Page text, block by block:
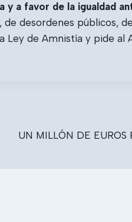
y a favor de la igualdad
desordenes públicos,
Ley de Amnistía y pide al
UN MILLÓN DE EUROS